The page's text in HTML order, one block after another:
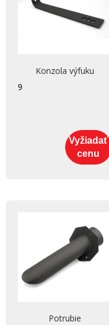
Konzola výfuku
9
Vyžiadať
cenu
Potrubie